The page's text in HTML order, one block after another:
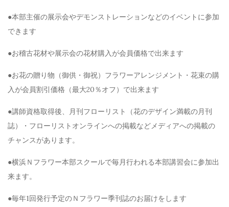
●本部主催の展示会やデモンストレーションなどのイベントに参加
できます
●お稽古花材や展示会の花材購入が会員価格で出来ます
●お花の贈り物（御供・御祝）フラワーアレンジメント・花束の購
入が会員割引価格（最大20％オフ）で出来ます
●講師資格取得後、月刊フローリスト（花のデザイン満載の月刊
誌）・フローリストオンラインへの掲載などメディアへの掲載の
チャンスがあります。
●横浜Ｎフラワー本部スクールで毎月行われる本部講習会に参加出
来ます。
●毎年1回発行予定のＮフラワー季刊誌のお届けをします